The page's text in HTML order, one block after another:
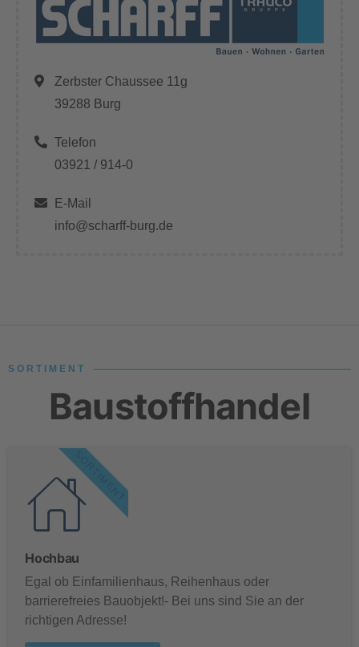
Zerbster Chaussee 11g
39288 Burg
Telefon
03921 / 914-0
E-Mail
info@scharff-burg.de
SORTIMENT
Baustoffhandel
Hochbau
Egal ob Einfamilienhaus, Reihenhaus oder
barrierefreies Bauobjekt!- Bei uns sind Sie an der
richtigen Adresse!
SORTIMENT